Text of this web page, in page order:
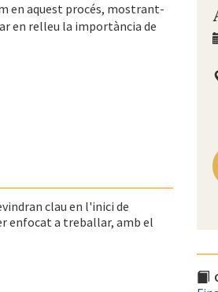
en aquest procés, mostrant-
en relleu la importància de
clau en l'inici de
enfocat a treballar, amb el